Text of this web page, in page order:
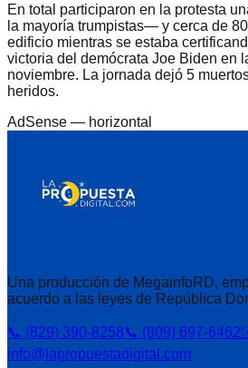
En total participaron en la protesta
la mayoría trumpistas— y cerca de
edificio mientras se estaba
victoria del demócrata Joe Biden en
noviembre. La jornada dejó 5
heridos.
AdSense — horizontal
Una producción de MegainfoRD,
acuerdo a las leyes de República
📞 (829) 390-8258📞 (809) 697-6462
info@lapropuestadigital.com